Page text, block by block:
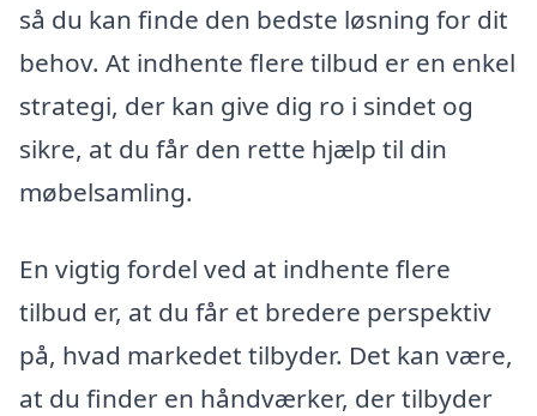
så du kan finde den bedste løsning for dit
behov. At indhente flere tilbud er en enkel
strategi, der kan give dig ro i sindet og
sikre, at du får den rette hjælp til din
møbelsamling.
En vigtig fordel ved at indhente flere
tilbud er, at du får et bredere perspektiv
på, hvad markedet tilbyder. Det kan være,
at du finder en håndværker, der tilbyder